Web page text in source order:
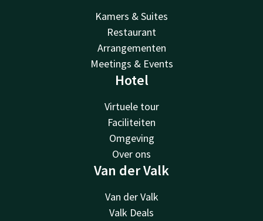
Kamers & Suites
Restaurant
Arrangementen
Meetings & Events
Hotel
Virtuele tour
Faciliteiten
Omgeving
Over ons
Van der Valk
Van der Valk
Valk Deals